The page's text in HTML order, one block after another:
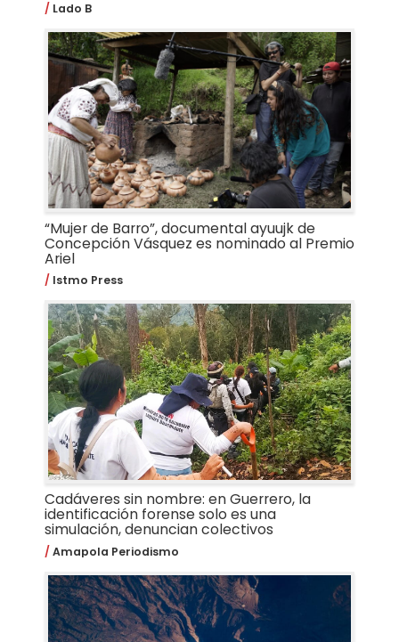
Lado B
“Mujer de Barro”, documental ayuujk de
Concepción Vásquez es nominado al Premio
Ariel
Istmo Press
Cadáveres sin nombre: en Guerrero, la
identificación forense solo es una
simulación, denuncian colectivos
Amapola Periodismo